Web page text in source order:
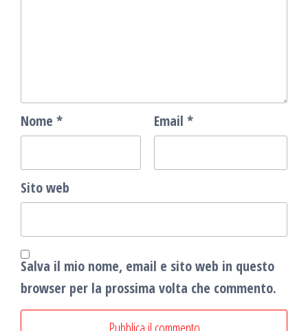
Nome * Email *
Sito web
Salva il mio nome, email e sito web in questo
browser per la prossima volta che commento.